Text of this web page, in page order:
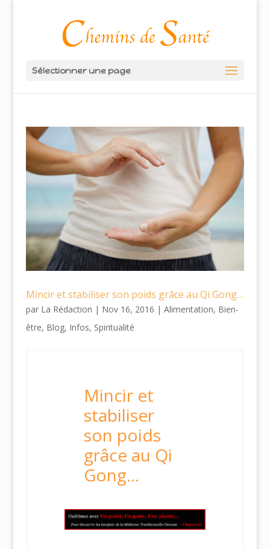
Sélectionner une page
Mincir et stabiliser son poids grâce au Qi Gong…
par La Rédaction | Nov 16, 2016 | Alimentation, Bien-
être, Blog, Infos, Spiritualité
Mincir et
stabiliser
son poids
grâce au Qi
Gong…